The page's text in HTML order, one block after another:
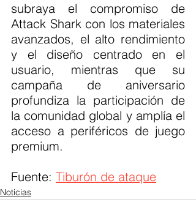
subraya el compromiso de
Attack Shark con los materiales
avanzados, el alto rendimiento
y el diseño centrado en el
usuario, mientras que su
campaña de aniversario
profundiza la participación de
la comunidad global y amplía el
acceso a periféricos de juego
premium.
Fuente: Tiburón de ataque
Noticias